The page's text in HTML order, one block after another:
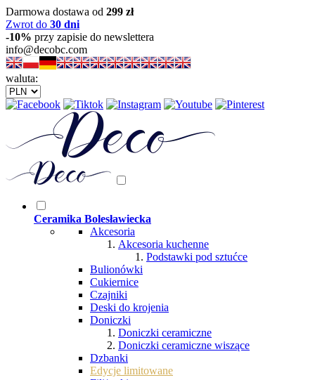
Darmowa dostawa od 299 zł
Zwrot do 30 dni
-10% przy zapisie do newslettera
info@decobc.com
waluta:
Ceramika Bolesławiecka
Akcesoria
Akcesoria kuchenne
Podstawki pod sztućce
Bulionówki
Cukiernice
Czajniki
Deski do krojenia
Doniczki
Doniczki ceramiczne
Doniczki ceramiczne wiszące
Dzbanki
Edycje limitowane